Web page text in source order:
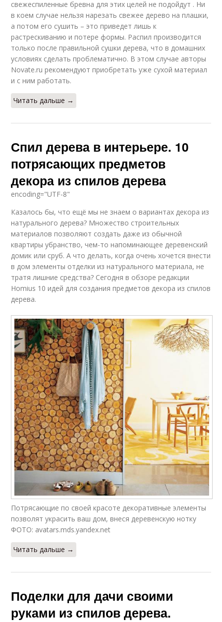
свежеспиленные бревна для этих целей не подойдут . Ни
в коем случае нельзя нарезать свежее дерево на плашки,
а потом его сушить – это приведет лишь к
растрескиванию и потере формы. Распил производится
только после правильной сушки дерева, что в домашних
условиях сделать проблематично. В этом случае авторы
Novate.ru рекомендуют приобретать уже сухой материал
и с ним работать.
Читать дальше →
Спил дерева в интерьере. 10
потрясающих предметов
декора из спилов дерева
encoding="UTF-8"
Казалось бы, что ещё мы не знаем о вариантах декора из
натурального дерева? Множество строительных
материалов позволяют создать даже из обычной
квартиры убранство, чем-то напоминающее деревенский
домик или сруб. А что делать, когда очень хочется внести
в дом элементы отделки из натурального материала, не
тратя лишние средства? Сегодня в обзоре редакции
Homius 10 идей для создания предметов декора из спилов
дерева.
Потрясающие по своей красоте декоративные элементы
позволят украсить ваш дом, внеся деревенскую нотку
ФОТО: avatars.mds.yandex.net
Читать дальше →
Поделки для дачи своими
руками из спилов дерева.